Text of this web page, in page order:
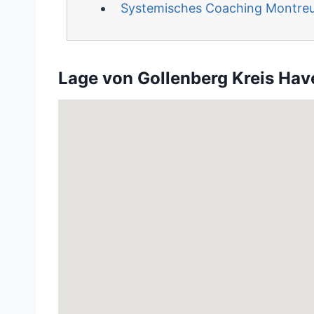
Systemisches Coaching
Lage von Gollenberg Kreis